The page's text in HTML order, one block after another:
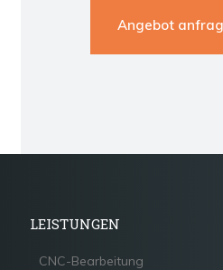
Angebot
LEISTUNGEN
CNC-Bearbeitung